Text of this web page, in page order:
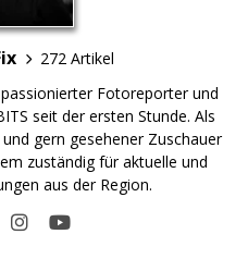
272 Artikel
Fotoreporter und
seit der ersten Stunde. Als
gern gesehener Zuschauer
zuständig für aktuelle und
aus der Region.